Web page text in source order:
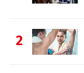
2